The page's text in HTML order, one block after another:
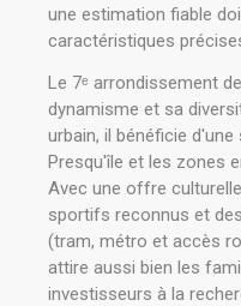
une estimation fiable
caractéristiques
Le 7ᵉ arrondissement
dynamisme et sa
urbain, il bénéficie
Presqu'île et les zones
Avec une offre
sportifs reconnus et
(tram, métro et accès
attire aussi bien les
investisseurs à la